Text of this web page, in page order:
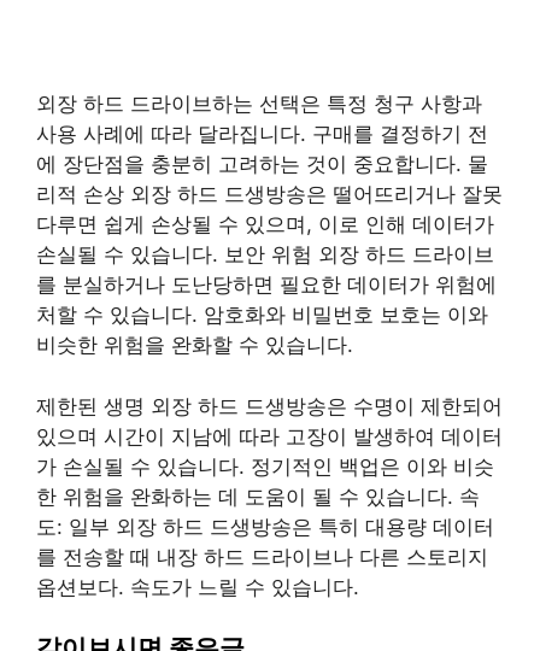
외장 하드 드라이브하는 선택은 특정 청구 사항과
사용 사례에 따라 달라집니다. 구매를 결정하기 전
에 장단점을 충분히 고려하는 것이 중요합니다. 물
리적 손상 외장 하드 드생방송은 떨어뜨리거나 잘못
다루면 쉽게 손상될 수 있으며, 이로 인해 데이터가
손실될 수 있습니다. 보안 위험 외장 하드 드라이브
를 분실하거나 도난당하면 필요한 데이터가 위험에
처할 수 있습니다. 암호화와 비밀번호 보호는 이와
비슷한 위험을 완화할 수 있습니다.
제한된 생명 외장 하드 드생방송은 수명이 제한되어
있으며 시간이 지남에 따라 고장이 발생하여 데이터
가 손실될 수 있습니다. 정기적인 백업은 이와 비슷
한 위험을 완화하는 데 도움이 될 수 있습니다. 속
도: 일부 외장 하드 드생방송은 특히 대용량 데이터
를 전송할 때 내장 하드 드라이브나 다른 스토리지
옵션보다. 속도가 느릴 수 있습니다.